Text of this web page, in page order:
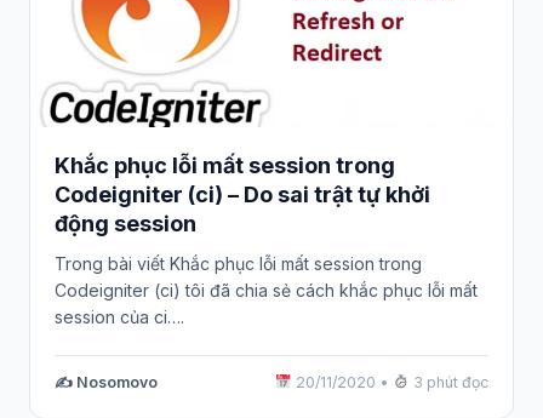
Khắc phục lỗi mất session trong
Codeigniter (ci) – Do sai trật tự khởi
động session
Trong bài viết Khắc phục lỗi mất session trong
Codeigniter (ci) tôi đã chia sẻ cách khắc phục lỗi mất
session của ci….
✍️ Nosomovo 20/11/2020 • 3 phút đọc